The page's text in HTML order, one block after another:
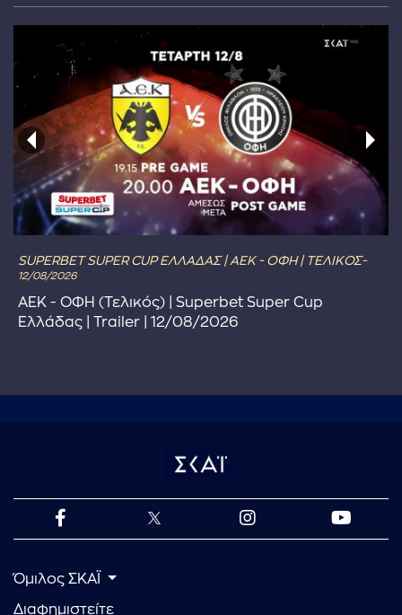
SUPERBET SUPER CUP ΕΛΛΑΔΑΣ | ΑΕΚ - ΟΦΗ | ΤΕΛΙΚΟΣ-
12/08/2026
ΑΕΚ - ΟΦΗ (Τελικός) | Superbet Super Cup
Ελλάδας | Trailer | 12/08/2026
Όμιλος ΣΚΑΪ
Διαφημιστείτε